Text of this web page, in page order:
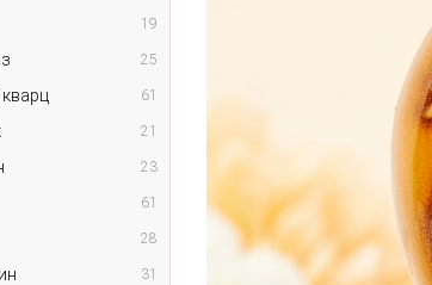
19
25
61
21
23
61
28
31